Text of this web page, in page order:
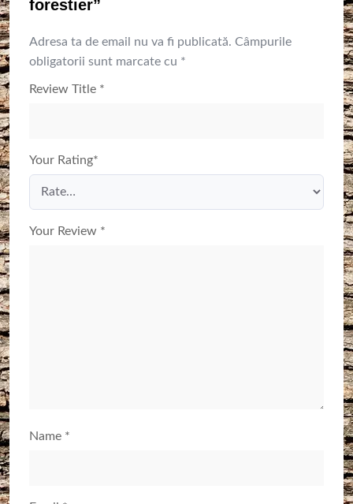
forestier”
Adresa ta de email nu va fi publicată. Câmpurile
obligatorii sunt marcate cu *
Review Title *
Your Rating*
Your Review *
Name *